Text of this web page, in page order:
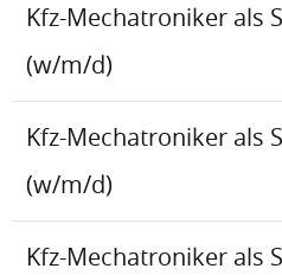
Kfz-Mechatroniker als
(w/m/d)
Kfz-Mechatroniker als
(w/m/d)
Kfz-Mechatroniker als